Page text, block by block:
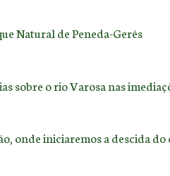
Natural de Peneda-Gerês
sobre o rio Varosa nas
onde iniciaremos a descida